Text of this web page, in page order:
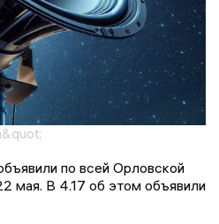
по всей Орловской
мая. В 4.17 об этом объявили